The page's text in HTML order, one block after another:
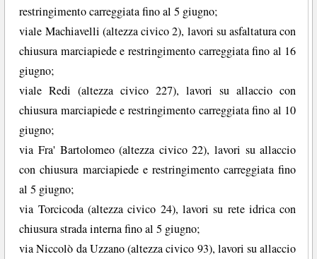
restringimento carreggiata fino al 5 giugno;
viale Machiavelli (altezza civico 2), lavori su asfaltatura con
chiusura marciapiede e restringimento carreggiata fino al 16
giugno;
viale Redi (altezza civico 227), lavori su allaccio con
chiusura marciapiede e restringimento carreggiata fino al 10
giugno;
via Fra' Bartolomeo (altezza civico 22), lavori su allaccio
con chiusura marciapiede e restringimento carreggiata fino
al 5 giugno;
via Torcicoda (altezza civico 24), lavori su rete idrica con
chiusura strada interna fino al 5 giugno;
via Niccolò da Uzzano (altezza civico 93), lavori su allaccio